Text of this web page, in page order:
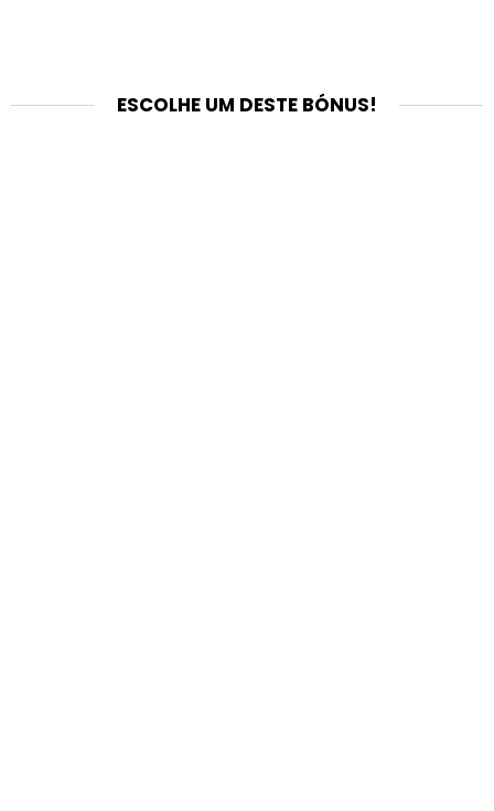
ESCOLHE UM DESTE BÓNUS!